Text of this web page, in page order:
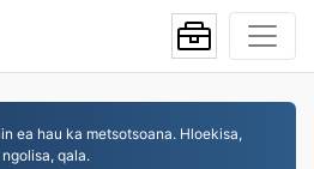
ea hau ka metsotsoana. Hloekisa,
ngolisa, qala.